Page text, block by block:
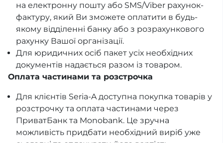
на електронну пошту або SMS/Viber рахунок-
фактуру, який Ви зможете оплатити в будь-
якому відділенні банку або з розрахункового
рахунку Вашої організації.
Для юридичних осіб пакет усіх необхідних
документів надається разом із товаром.
Оплата частинами та розстрочка
Для клієнтів Seria-A доступна покупка товарів у
розстрочку та оплата частинами через
ПриватБанк та Monobank. Це зручна
можливість придбати необхідний виріб уже